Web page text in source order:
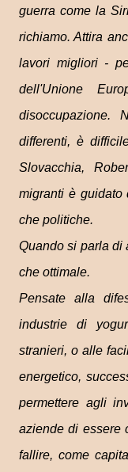
guerra come la
richiamo. Attira
lavori migliori -
dell'Unione
disoccupazione.
differenti, è
Slovacchia,
migranti è guidato
che politiche.
Quando si parla di
che ottimale.
Pensate alla
industrie di
stranieri, o alle
energetico,
permettere agli
aziende di essere
fallire, come